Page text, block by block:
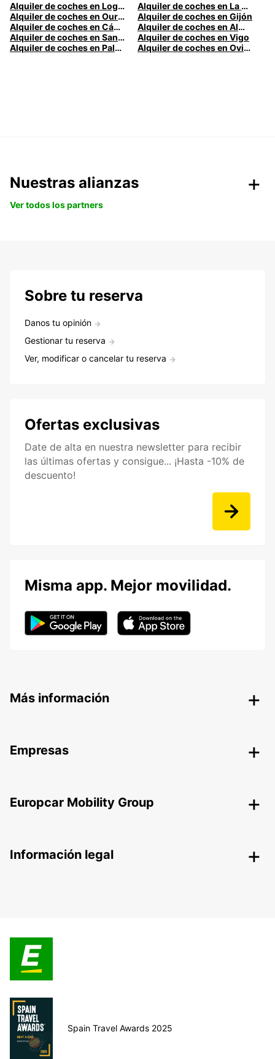
Alquiler de coches en Logroño
Alquiler de coches en La Coruña
Alquiler de coches en Ourense
Alquiler de coches en Gijón
Alquiler de coches en Cádiz
Alquiler de coches en Almería
Alquiler de coches en Santander
Alquiler de coches en Vigo
Alquiler de coches en Palma
Alquiler de coches en Oviedo
Nuestras alianzas
Ver todos los partners
Sobre tu reserva
Danos tu opinión
Gestionar tu reserva
Ver, modificar o cancelar tu reserva
Ofertas exclusivas
Date de alta en nuestra newsletter para recibir
las últimas ofertas y consigue... ¡Hasta -10% de
descuento!
Misma app. Mejor movilidad.
Más información
Empresas
Europcar Mobility Group
Información legal
Spain Travel Awards 2025